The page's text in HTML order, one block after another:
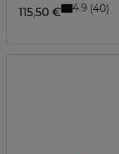
115,50 € 4.9 40